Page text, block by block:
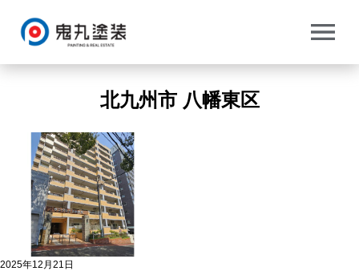
トップ> 北九州市 八幡東区
北九州市 八幡東区
2025年12月21日